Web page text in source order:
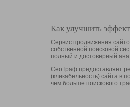
Как улучшить
Сервис продвижения
собственной поисковой
полный и достоверный
СеоТраф предоставляет
(кликабельность) сайта в
чем больше поискового